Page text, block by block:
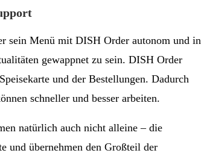
sein Menü mit DISH Order autonom und in
gewappnet zu sein. DISH Order
und der Bestellungen. Dadurch
schneller und besser arbeiten.
natürlich auch nicht alleine – die
und übernehmen den Großteil der